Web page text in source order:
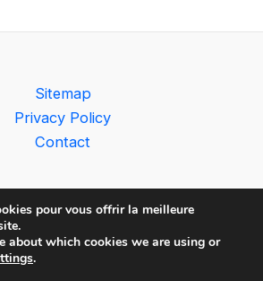
Sitemap
Privacy Policy
Contact
© 2026 The AI Observer
pour vous offrir la meilleure
about which cookies we are using or
.